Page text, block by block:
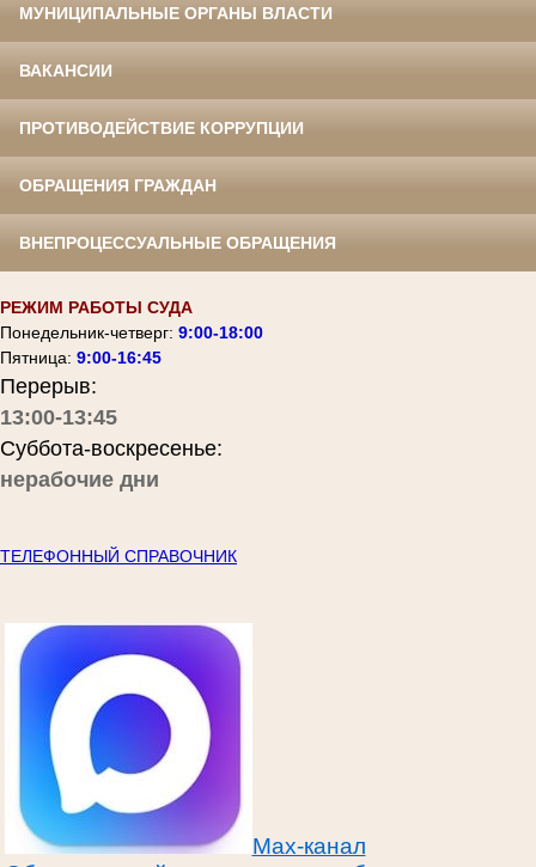
МУНИЦИПАЛЬНЫЕ ОРГАНЫ ВЛАСТИ
ВАКАНСИИ
ПРОТИВОДЕЙСТВИЕ КОРРУПЦИИ
ОБРАЩЕНИЯ ГРАЖДАН
ВНЕПРОЦЕССУАЛЬНЫЕ ОБРАЩЕНИЯ
РЕЖИМ РАБОТЫ СУДА
Понедельник-четверг: 9:00-18:00
Пятница: 9:00-16:45
Перерыв:
13:00-13:45
Суббота-воскресенье:
нерабочие дни
ТЕЛЕФОННЫЙ СПРАВОЧНИК
Max-канал